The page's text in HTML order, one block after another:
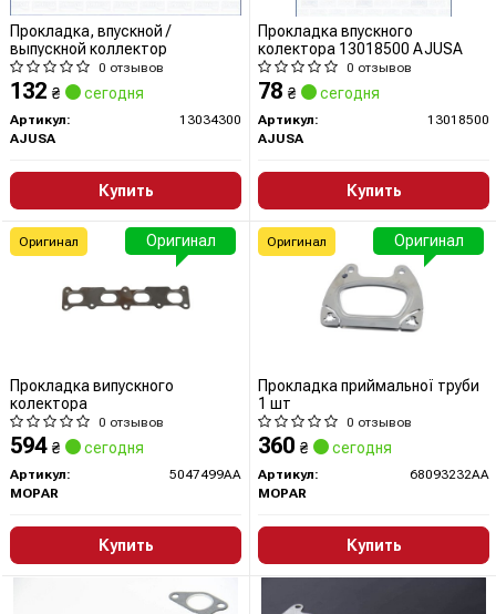
Прокладка, впускной /
выпускной коллектор
0 отзывов
132 ₴ сегодня
Артикул:
13034300
AJUSA
Купить
Прокладка впускного
колектора 13018500 AJUSA
0 отзывов
78 ₴ сегодня
Артикул:
13018500
AJUSA
Купить
Прокладка випускного
колектора
0 отзывов
594 ₴ сегодня
Артикул:
5047499AA
MOPAR
Купить
Оригинал
Оригинал
Прокладка приймальної труби
1 шт
0 отзывов
360 ₴ сегодня
Артикул:
68093232AA
MOPAR
Купить
Оригинал
Оригинал